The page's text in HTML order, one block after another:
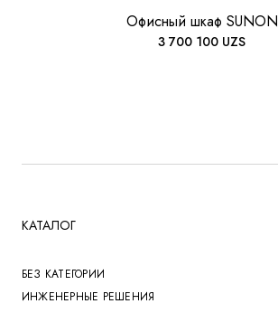
Офисный шкаф SUNON
3 700 100 UZS
КАТАЛОГ
БЕЗ КАТЕГОРИИ
ИНЖЕНЕРНЫЕ РЕШЕНИЯ